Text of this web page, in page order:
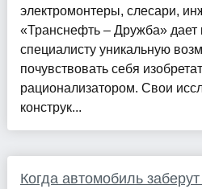
электромонтеры, слесари,
«Транснефть – Дружба»
специалисту уникальную
почувствовать себя
рационализатором. Свои
конструк...
Когда автомобиль